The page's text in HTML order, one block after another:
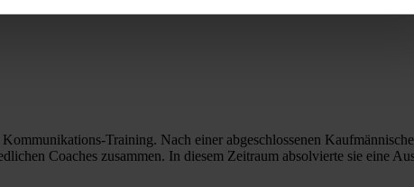
Training. Nach einer abgeschlossenen
Coaches zusammen. In diesem Zeitraum absolvierte sie eine